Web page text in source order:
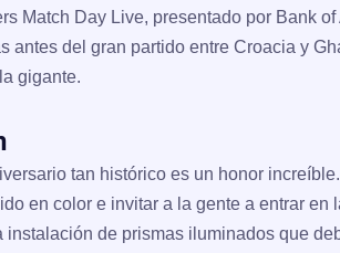
Match Day Live, presentado por Bank
antes del gran partido entre Croacia y
gigante.
tan histórico es un honor
en color e invitar a la gente a entrar en
instalación de prismas iluminados que